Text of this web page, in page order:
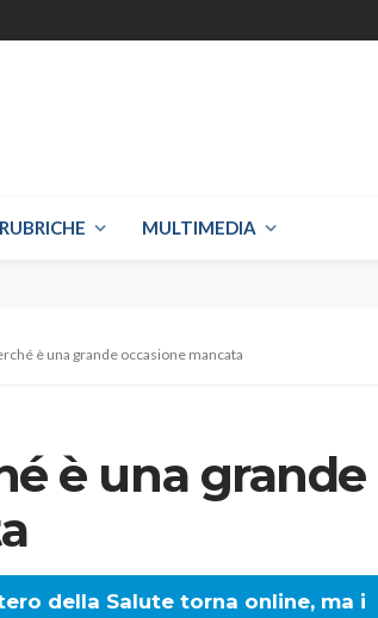
RUBRICHE MULTIMEDIA
è una grande occasione mancata
è una grande
della Salute torna online, ma i